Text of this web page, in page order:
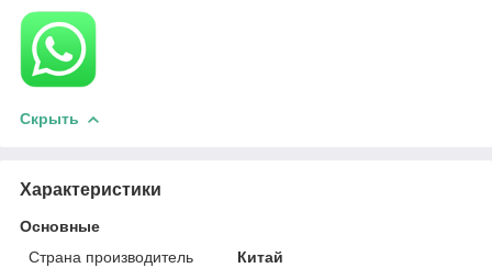
Скрыть
Характеристики
Основные
Страна производитель
Китай